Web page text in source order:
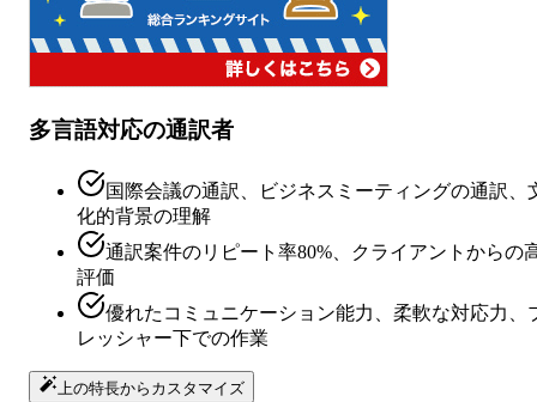
多言語対応の通訳者
国際会議の通訳、ビジネスミーティングの通訳、
化的背景の理解
通訳案件のリピート率80%、クライアントからの
評価
優れたコミュニケーション能力、柔軟な対応力、
レッシャー下での作業
上の特長からカスタマイズ